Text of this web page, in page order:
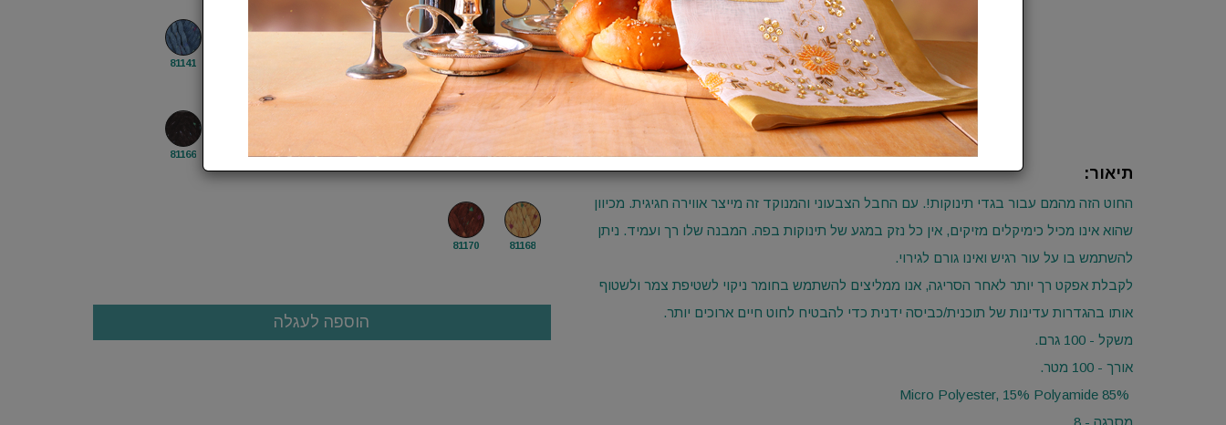
81132
81136
81137
81138
81141
81143
81145
81160
81161
81162
81163
81166
81168
81170
תיאור:
החוט הזה מהמם עבור בגדי תינוקות!. עם החבל הצבעוני והמנוקד זה מייצר אווירה חגיגית. מכיוון
שהוא אינו מכיל כימיקלים מזיקים, אין כל נזק במגע של תינוקות בפה. המבנה שלו רך ועמיד. ניתן
להשתמש בו על עור רגיש ואינו גורם לגירוי.
לקבלת אפקט רך יותר לאחר הסריגה, אנו ממליצים להשתמש בחומר ניקוי לשטיפת צמר ולשטוף
אותו בהגדרות עדינות של תוכנית/כביסה ידנית כדי להבטיח לחוט חיים ארוכים יותר.
משקל - 100 גרם.
אורך - 100 מטר.
מסרגה - 8